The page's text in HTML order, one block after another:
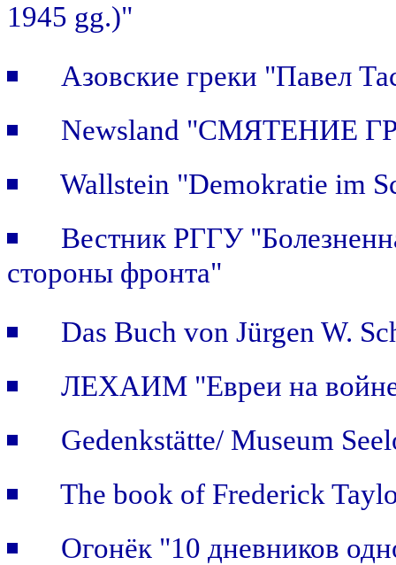
1945 gg.)"
Азовские греки "Павел
Newsland "СМЯТЕНИЕ
Wallstein "Demokratie im
Вестник РГГУ
стороны фронта"
Das Buch von Jürgen W.
ЛЕХАИМ "Евреи на войне:
Gedenkstätte/ Museum
The book of Frederick
Огонёк "10 дневников